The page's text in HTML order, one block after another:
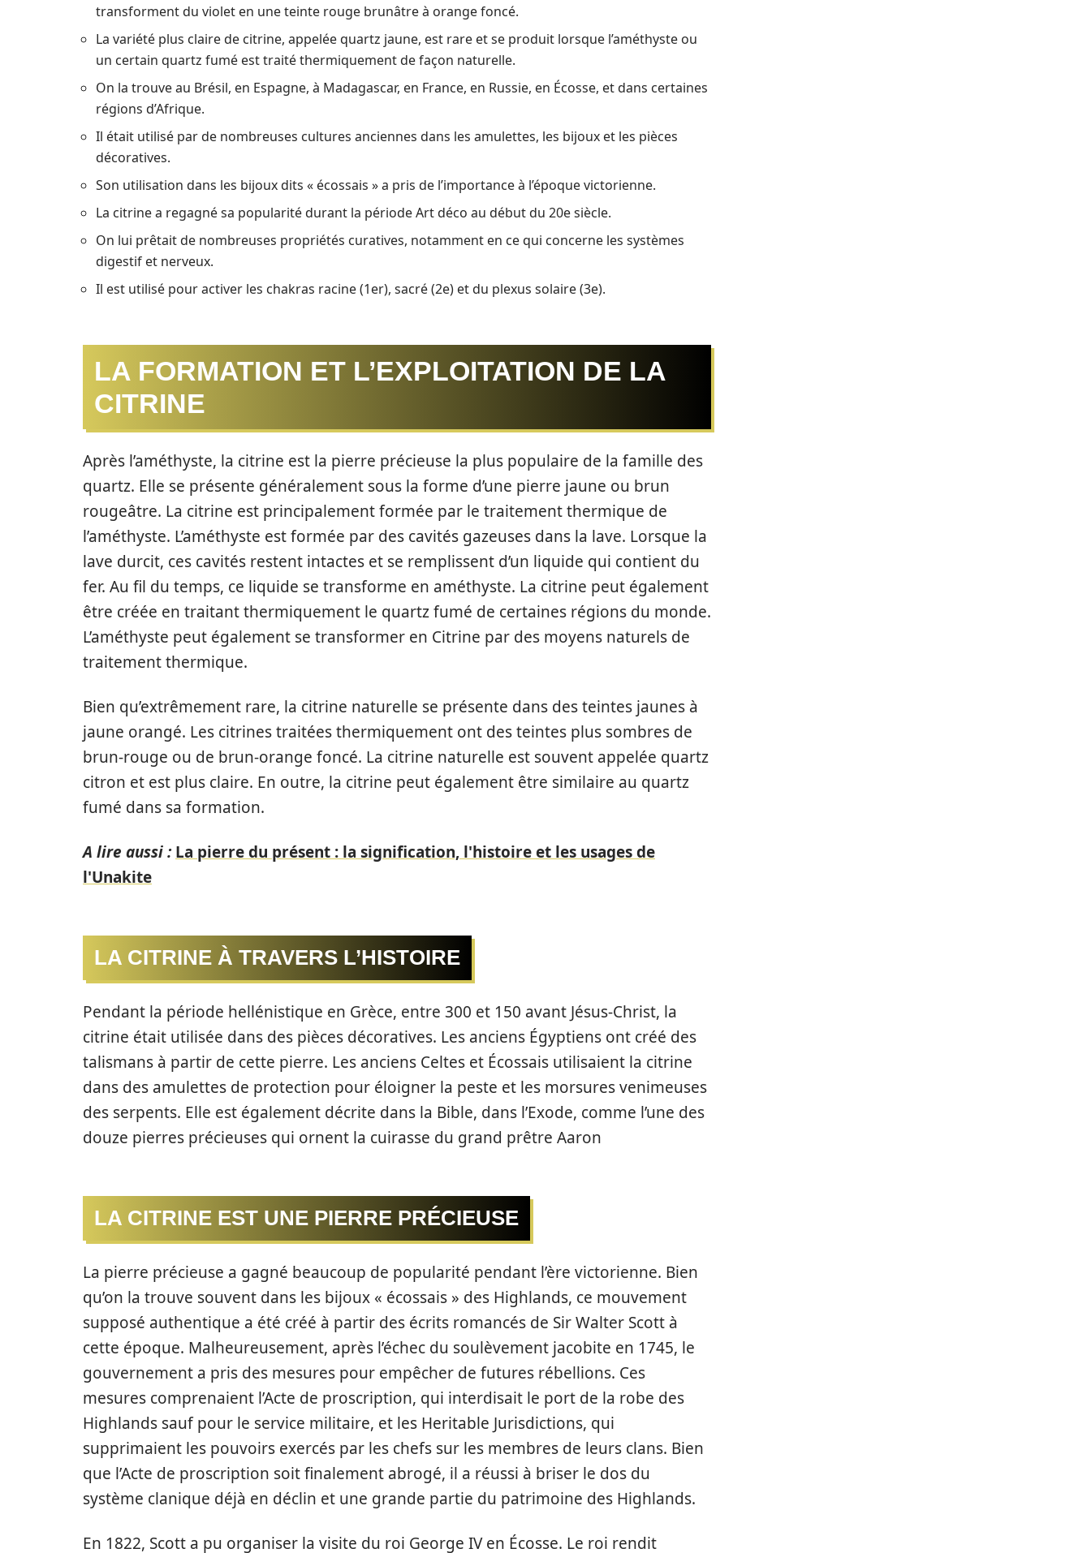
transforment du violet en une teinte rouge brunâtre à orange foncé.
La variété plus claire de citrine, appelée quartz jaune, est rare et se produit lorsque l’améthyste ou
un certain quartz fumé est traité thermiquement de façon naturelle.
On la trouve au Brésil, en Espagne, à Madagascar, en France, en Russie, en Écosse, et dans certaines
régions d’Afrique.
Il était utilisé par de nombreuses cultures anciennes dans les amulettes, les bijoux et les pièces
décoratives.
Son utilisation dans les bijoux dits « écossais » a pris de l’importance à l’époque victorienne.
La citrine a regagné sa popularité durant la période Art déco au début du 20e siècle.
On lui prêtait de nombreuses propriétés curatives, notamment en ce qui concerne les systèmes
digestif et nerveux.
Il est utilisé pour activer les chakras racine (1er), sacré (2e) et du plexus solaire (3e).
LA FORMATION ET L’EXPLOITATION DE LA
CITRINE
Après l’améthyste, la citrine est la pierre précieuse la plus populaire de la famille des
quartz. Elle se présente généralement sous la forme d’une pierre jaune ou brun
rougeâtre. La citrine est principalement formée par le traitement thermique de
l’améthyste. L’améthyste est formée par des cavités gazeuses dans la lave. Lorsque la
lave durcit, ces cavités restent intactes et se remplissent d’un liquide qui contient du
fer. Au fil du temps, ce liquide se transforme en améthyste. La citrine peut également
être créée en traitant thermiquement le quartz fumé de certaines régions du monde.
L’améthyste peut également se transformer en Citrine par des moyens naturels de
traitement thermique.
Bien qu’extrêmement rare, la citrine naturelle se présente dans des teintes jaunes à
jaune orangé. Les citrines traitées thermiquement ont des teintes plus sombres de
brun-rouge ou de brun-orange foncé. La citrine naturelle est souvent appelée quartz
citron et est plus claire. En outre, la citrine peut également être similaire au quartz
fumé dans sa formation.
A lire aussi : La pierre du présent : la signification, l'histoire et les usages de
l'Unakite
LA CITRINE À TRAVERS L’HISTOIRE
Pendant la période hellénistique en Grèce, entre 300 et 150 avant Jésus-Christ, la
citrine était utilisée dans des pièces décoratives. Les anciens Égyptiens ont créé des
talismans à partir de cette pierre. Les anciens Celtes et Écossais utilisaient la citrine
dans des amulettes de protection pour éloigner la peste et les morsures venimeuses
des serpents. Elle est également décrite dans la Bible, dans l’Exode, comme l’une des
douze pierres précieuses qui ornent la cuirasse du grand prêtre Aaron
LA CITRINE EST UNE PIERRE PRÉCIEUSE
La pierre précieuse a gagné beaucoup de popularité pendant l’ère victorienne. Bien
qu’on la trouve souvent dans les bijoux « écossais » des Highlands, ce mouvement
supposé authentique a été créé à partir des écrits romancés de Sir Walter Scott à
cette époque. Malheureusement, après l’échec du soulèvement jacobite en 1745, le
gouvernement a pris des mesures pour empêcher de futures rébellions. Ces
mesures comprenaient l’Acte de proscription, qui interdisait le port de la robe des
Highlands sauf pour le service militaire, et les Heritable Jurisdictions, qui
supprimaient les pouvoirs exercés par les chefs sur les membres de leurs clans. Bien
que l’Acte de proscription soit finalement abrogé, il a réussi à briser le dos du
système clanique déjà en déclin et une grande partie du patrimoine des Highlands.
En 1822, Scott a pu organiser la visite du roi George IV en Écosse. Le roi rendit